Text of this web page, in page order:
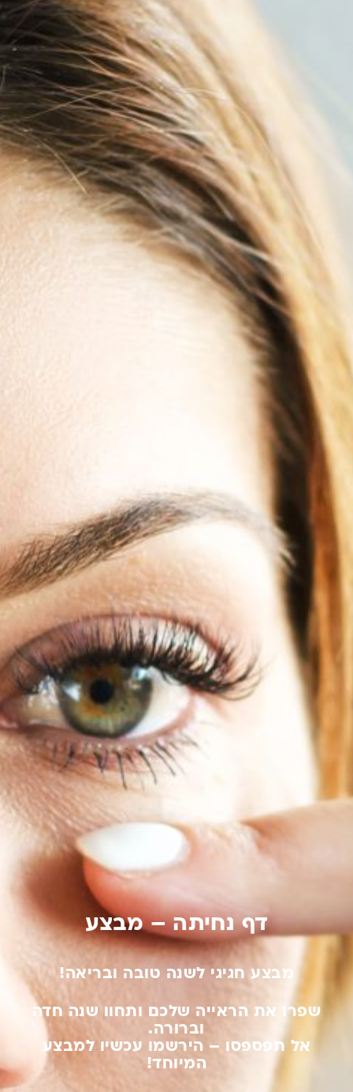
דף נחיתה – מבצע
מבצע חגיגי לשנה טובה ובריאה!
שפרו את הראייה שלכם ותחוו שנה חדה
וברורה.
אל תפספסו – הירשמו עכשיו למבצע
המיוחד!